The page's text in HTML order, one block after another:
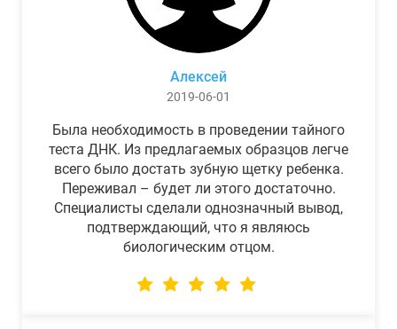
Алексей
2019-06-01
Была необходимость в проведении тайного
теста ДНК. Из предлагаемых образцов легче
всего было достать зубную щетку ребенка.
Переживал – будет ли этого достаточно.
Специалисты сделали однозначный вывод,
подтверждающий, что я являюсь
биологическим отцом.